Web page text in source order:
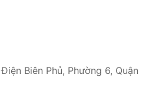
Điện Biên Phủ, Phường 6, Quận